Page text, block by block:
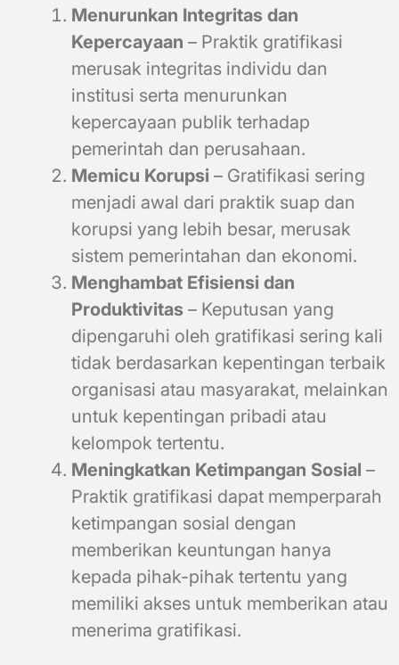
Menurunkan Integritas dan
Kepercayaan – Praktik gratifikasi
merusak integritas individu dan
institusi serta menurunkan
kepercayaan publik terhadap
pemerintah dan perusahaan.
Memicu Korupsi – Gratifikasi sering
menjadi awal dari praktik suap dan
korupsi yang lebih besar, merusak
sistem pemerintahan dan ekonomi.
Menghambat Efisiensi dan
Produktivitas – Keputusan yang
dipengaruhi oleh gratifikasi sering kali
tidak berdasarkan kepentingan terbaik
organisasi atau masyarakat, melainkan
untuk kepentingan pribadi atau
kelompok tertentu.
Meningkatkan Ketimpangan Sosial –
Praktik gratifikasi dapat memperparah
ketimpangan sosial dengan
memberikan keuntungan hanya
kepada pihak-pihak tertentu yang
memiliki akses untuk memberikan atau
menerima gratifikasi.